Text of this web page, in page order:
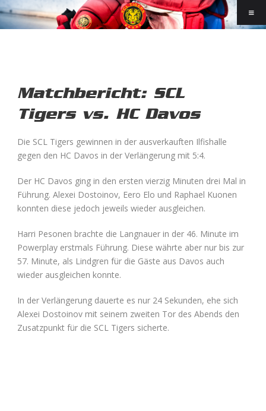
Matchbericht: SCL
Tigers vs. HC Davos
Die SCL Tigers gewinnen in der ausverkauften Ilfishalle
gegen den HC Davos in der Verlängerung mit 5:4.
Der HC Davos ging in den ersten vierzig Minuten drei Mal in
Führung. Alexei Dostoinov, Eero Elo und Raphael Kuonen
konnten diese jedoch jeweils wieder ausgleichen.
Harri Pesonen brachte die Langnauer in der 46. Minute im
Powerplay erstmals Führung. Diese währte aber nur bis zur
57. Minute, als Lindgren für die Gäste aus Davos auch
wieder ausgleichen konnte.
In der Verlängerung dauerte es nur 24 Sekunden, ehe sich
Alexei Dostoinov mit seinem zweiten Tor des Abends den
Zusatzpunkt für die SCL Tigers sicherte.